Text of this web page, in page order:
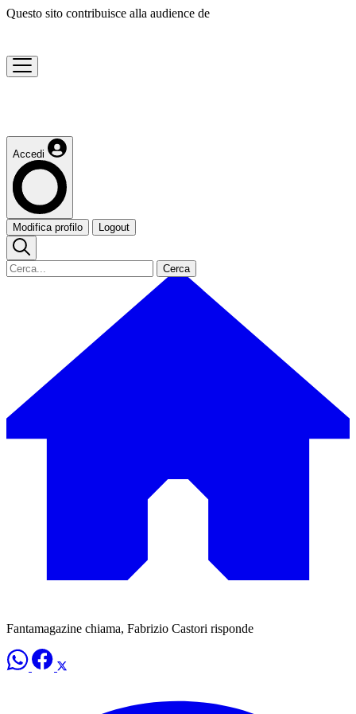
Questo sito contribuisce alla audience de
Accedi
Modifica profilo Logout
Cerca
Fantamagazine chiama, Fabrizio Castori risponde